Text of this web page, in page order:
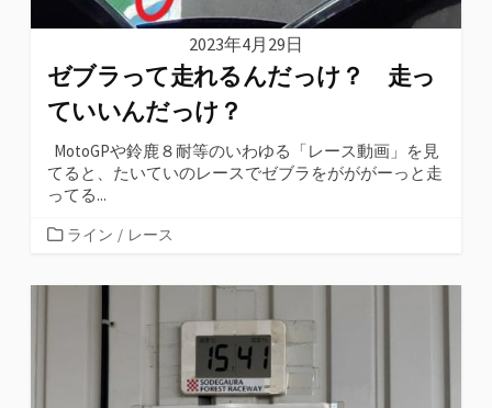
2023年4月29日
ゼブラって走れるんだっけ？ 走っ
ていいんだっけ？
MotoGPや鈴鹿８耐等のいわゆる「レース動画」を見
てると、たいていのレースでゼブラをがががーっと走
ってる...
カ
ゴ
ライン / レース